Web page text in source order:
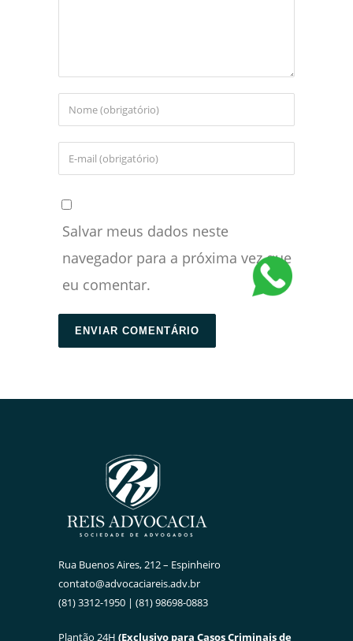
Salvar meus dados neste
navegador para a próxima vez que
eu comentar.
Rua Buenos Aires, 212 – Espinheiro
contato@advocaciareis.adv.br
(81) 3312-1950 | (81) 98698-0883
Plantão 24H (Exclusivo para Casos Criminais de